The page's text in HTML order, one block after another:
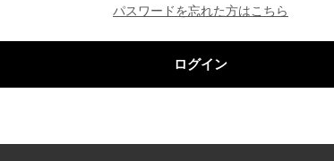
パスワードを忘れた方はこちら
ログイン